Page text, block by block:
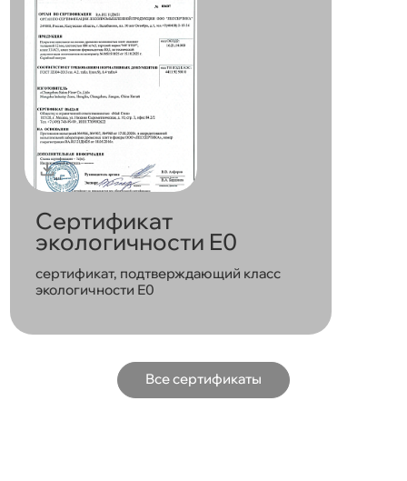
Сертификат
экологичности E0
сертификат, подтверждающий класс
экологичности Е0
Все сертификаты